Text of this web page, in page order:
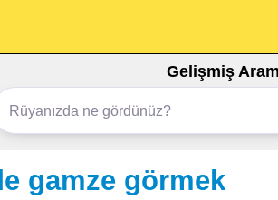
Gelişmiş
gamze görmek